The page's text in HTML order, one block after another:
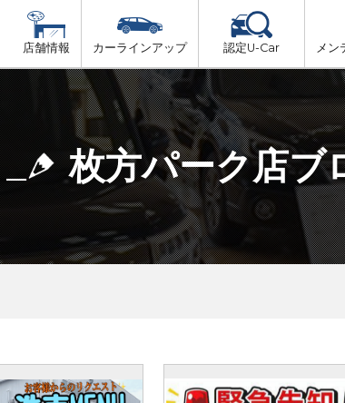
店舗情報
覧 大阪府北部
大阪府市内
大阪府南部
カーラインアップ 認定U-Car メン
ス 車検（法定24か月点検）
法定 12ヶ月 点検
6ヶ月ごとの セーフティ チェック
車検 3ヶ月前 無料診断
枚方パーク店ブ